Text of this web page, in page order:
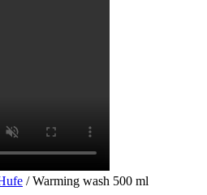
/ Warming wash 500 ml